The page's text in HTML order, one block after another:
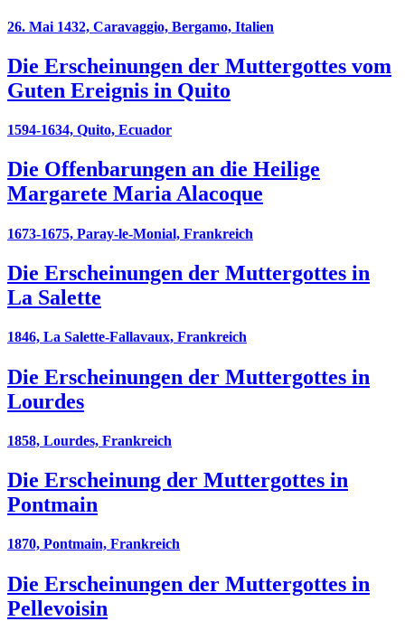
26. Mai 1432, Caravaggio, Bergamo, Italien
Die Erscheinungen der Muttergottes vom
Guten Ereignis in Quito
1594-1634, Quito, Ecuador
Die Offenbarungen an die Heilige
Margarete Maria Alacoque
1673-1675, Paray-le-Monial, Frankreich
Die Erscheinungen der Muttergottes in
La Salette
1846, La Salette-Fallavaux, Frankreich
Die Erscheinungen der Muttergottes in
Lourdes
1858, Lourdes, Frankreich
Die Erscheinung der Muttergottes in
Pontmain
1870, Pontmain, Frankreich
Die Erscheinungen der Muttergottes in
Pellevoisin